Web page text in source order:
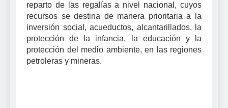
reparto de las regalías a nivel nacional, cuyos
recursos se destina de manera prioritaria a la
inversión social, acueductos, alcantarillados, la
protección de la infancia, la educación y la
protección del medio ambiente, en las regiones
petroleras y mineras.